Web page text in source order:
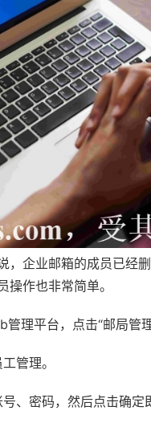
，企业邮箱的成员已经
操作也非常简单。
理平台，点击“邮局管理
管理。
、密码，然后点击确定